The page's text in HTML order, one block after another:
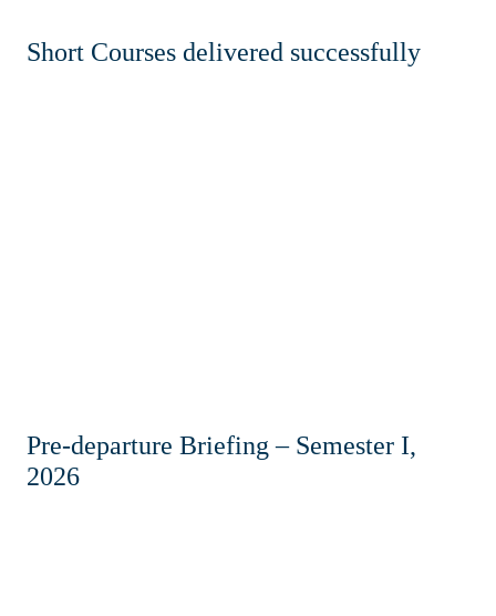
Short Courses delivered successfully
Pre-departure Briefing – Semester I,
2026